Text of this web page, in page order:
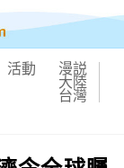
活動 漫説
大陸
台灣